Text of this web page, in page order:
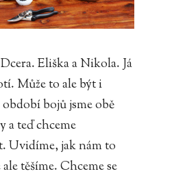
Eliška a Nikola. Já
Může to ale být i
bojů jsme obě
a teď chceme
Uvidíme, jak nám to
těšíme. Chceme se